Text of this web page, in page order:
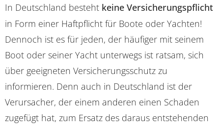
In Deutschland besteht keine Versicherungspflicht
in Form einer Haftpflicht für Boote oder Yachten!
Dennoch ist es für jeden, der häufiger mit seinem
Boot oder seiner Yacht unterwegs ist ratsam, sich
über geeigneten Versicherungsschutz zu
informieren. Denn auch in Deutschland ist der
Verursacher, der einem anderen einen Schaden
zugefügt hat, zum Ersatz des daraus entstehenden